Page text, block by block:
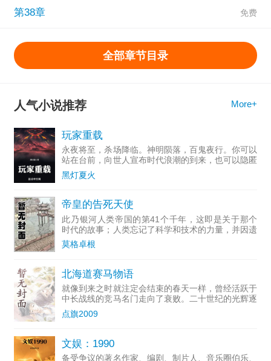
第38章
全部章节目录
人气小说推荐 More+
玩家重载
永夜将至，杀场降临。神明陨落，百鬼夜行。你可以
站在台前，向世人宣布时代浪潮的到来，也可以隐匿
于黑暗，冷眼旁观他人的挣扎求存。解放你的思想，
拥抱你的命运，这是绝对真实的游戏，这里是，地球
黑灯夏火
帝皇的告死天使
此乃银河人类帝国的第41个千年，这即是关于那个
时代的故事；人类忘记了科学和技术的力量，并因遗
忘得太多而永远无法重拾它们。人类也忘记了进步与
理解的诺言，因为这残酷而黑暗的未来只有战争。群
莫格卓根
北海道赛马物语
就像到来之时就注定会结束的春天一样，曾经活跃于
中长战线的竞马名门走向了衰败。二十世纪的光辉逐
渐淡去，...
点旗2009
文娱：1990
备受争议的著名作家、编剧、制片人、音乐圈伯乐、